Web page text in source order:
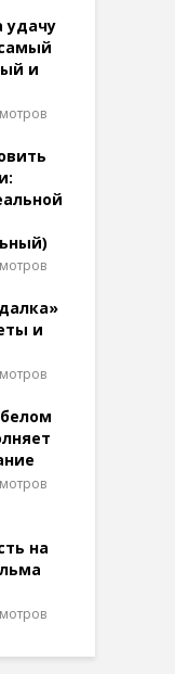
удачу
и
и
на